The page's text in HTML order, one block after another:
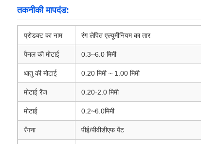
एल्यूमीनियम का तार
एल्यूमीनियम पट्टी का तार
एल्यूमीनियम चेकर प्लेट
उभरा एल्यूमीनियम
तकनीकी मापदंड:
प्रोडक्ट का नाम रंग लेपित एल्यूमीनियम का तार
पैनल की मोटाई 0.3~6.0 मिमी
धातु की मोटाई 0.20 मिमी ~ 1.00 मिमी
मोटाई रेंज 0.20-2.0 मिमी
मोटाई 0.2~6.0मिमी
रँगना पीई/पीवीडीएफ पेंट